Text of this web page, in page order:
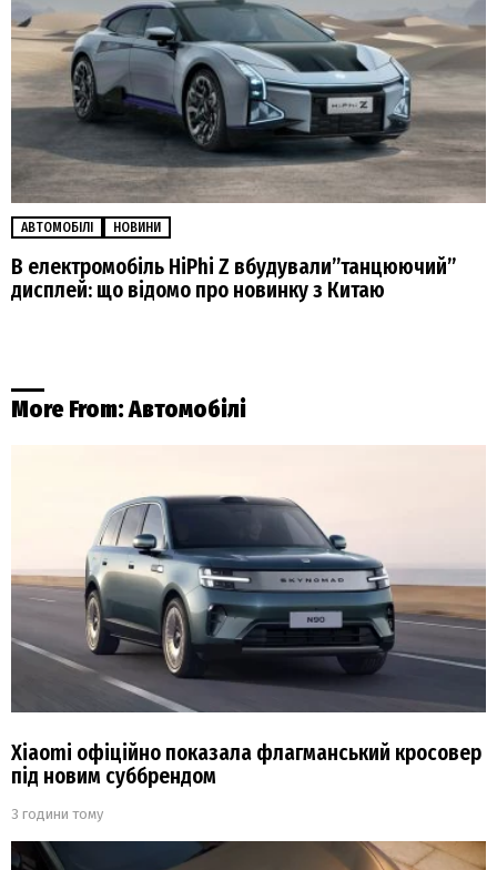
АВТОМОБІЛІ НОВИНИ
В електромобіль HiPhi Z вбудували”танцюючий”
дисплей: що відомо про новинку з Китаю
More From:Автомобілі
Xiaomi офіційно показала флагманський кросовер
під новим суббрендом
3 години тому